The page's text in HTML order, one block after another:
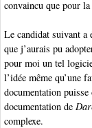
convaincu que pour
Le candidat suivant a
que j’aurais pu
pour moi un tel
l’idée même qu’une
documentation
documentation de
complexe.